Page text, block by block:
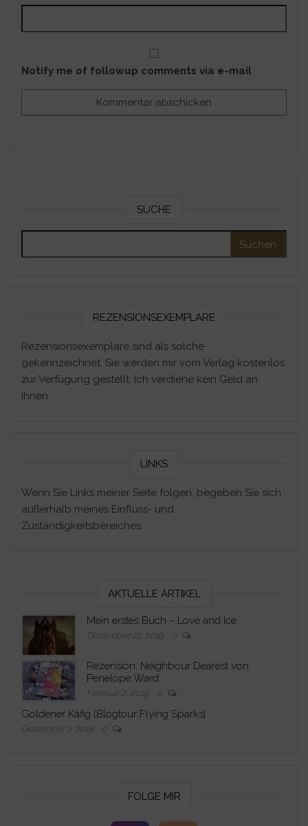
Notify me of followup comments via e-mail
SUCHE
REZENSIONSEXEMPLARE
Rezensionsexemplare sind als solche
gekennzeichnet. Sie werden mir vom Verlag kostenlos
zur Verfügung gestellt. Ich verdiene kein Geld an
ihnen.
LINKS
Wenn Sie Links meiner Seite folgen, begeben Sie sich
außerhalb meines Einfluss- und
Zuständigkeitsbereiches.
AKTUELLE ARTIKEL
Mein erstes Buch – Love and Ice
Dezember 21, 2019 0
Rezension: Neighbour Dearest von
Penelope Ward
Februar 2, 2019 0
Goldener Käfig [Blogtour Flying Sparks]
Dezember 7, 2018 0
FOLGE MIR